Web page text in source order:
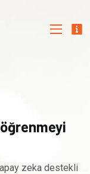
zeka destekli